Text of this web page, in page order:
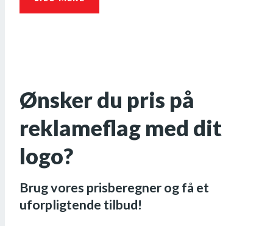
Ønsker du pris på
reklameflag med dit
logo?
Brug vores prisberegner og få et
uforpligtende tilbud!